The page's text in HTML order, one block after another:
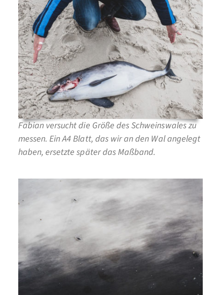
Fabian versucht die Größe des Schweinswales zu
messen. Ein A4 Blatt, das wir an den Wal angelegt
haben, ersetzte später das Maßband.